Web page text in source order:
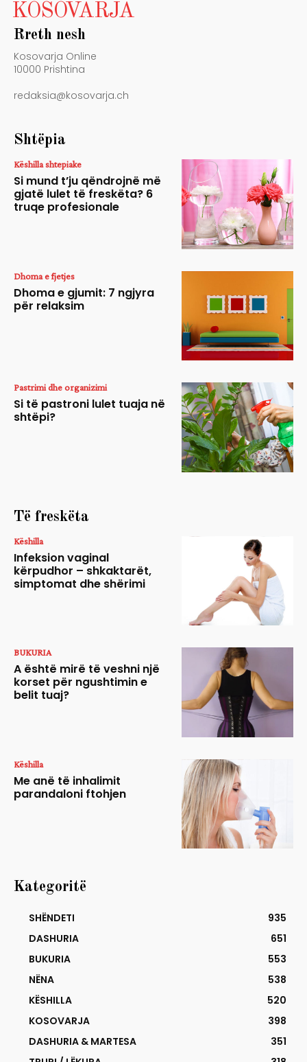
KOSOVARJA
Rreth nesh
Kosovarja Online
10000 Prishtina
redaksia@kosovarja.ch
Shtëpia
Këshilla shtepiake
Si mund t’ju qëndrojnë më
gjatë lulet të freskëta? 6
truqe profesionale
Dhoma e fjetjes
Dhoma e gjumit: 7 ngjyra
për relaksim
Pastrimi dhe organizimi
Si të pastroni lulet tuaja në
shtëpi?
Të freskëta
Këshilla
Infeksion vaginal
kërpudhor – shkaktarët,
simptomat dhe shërimi
BUKURIA
A është mirë të veshni një
korset për ngushtimin e
belit tuaj?
Këshilla
Me anë të inhalimit
parandaloni ftohjen
Kategoritë
SHËNDETI
935
DASHURIA
651
BUKURIA
553
NËNA
538
KËSHILLA
520
KOSOVARJA
398
DASHURIA & MARTESA
351